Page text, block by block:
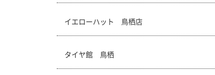
イエローハット 鳥栖店
タイヤ館 鳥栖